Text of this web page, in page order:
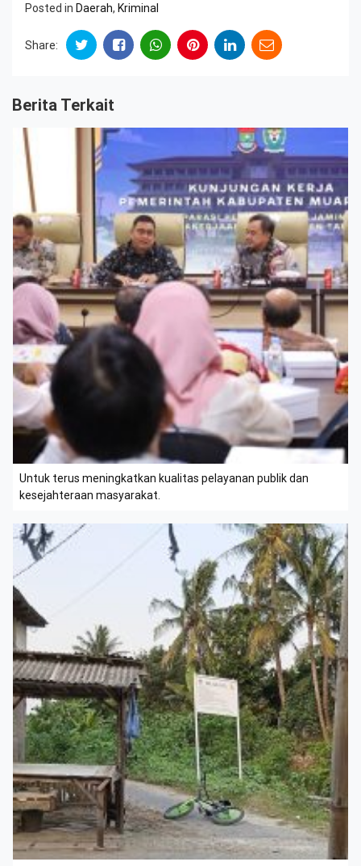
Posted in Daerah, Kriminal
Share:
Berita Terkait
Untuk terus meningkatkan kualitas pelayanan publik dan
kesejahteraan masyarakat.